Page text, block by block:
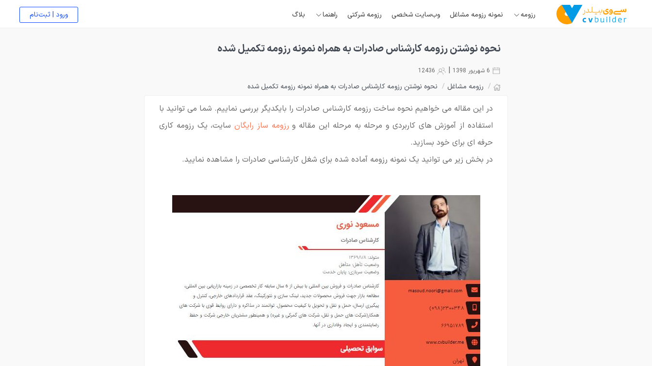
رزومه نمونه رزومه مشاغل وب‌سایت شخصی رزومه شرکتی راهنما بلاگ ورود | ثبت‌نام
نحوه نوشتن رزومه کارشناس صادرات به همراه نمونه رزومه تکمیل شده
|
/ رزومه مشاغل / نحوه نوشتن رزومه کارشناس صادرات به همراه نمونه رزومه تکمیل شده
در این مقاله می خواهیم نحوه ساخت رزومه کارشناس صادرات را بایکدیگر بررسی نماییم. شما می توانید با
استفاده از آموزش های کاربردی و مرحله به مرحله این مقاله و رزومه ساز رایگانسایت، یک رزومه کاری
حرفه ای برای خود بسازید.
در بخش زیر می توانید یک نمونه رزومه آماده شده برای شغل کارشناسی صادرات را مشاهده نمایید.